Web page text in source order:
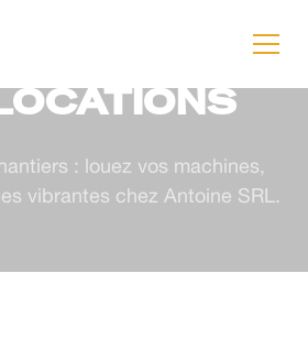
: louez vos machines,
vibrantes chez Antoine SRL.